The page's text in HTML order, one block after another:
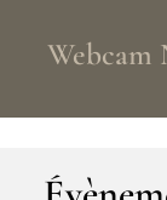
Webcam